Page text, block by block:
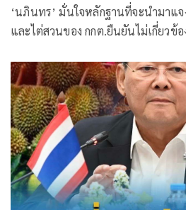
‘นภินทร’ มั่นใจหลักฐานที่จะนำมาแจงต่อคณะกรรมการสืบสวน
และไต่สวนของ กกต.ยืนยันไม่เกี่ยวข้องกั